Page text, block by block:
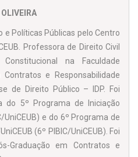
modelo alemão. Portanto,
corresponde à realidade
da segurança
Políticas Públicas pelo Centro
Professora de Direito Civil
na Faculdade
Contratos e Responsabilidade
de Direito Público – IDP. Foi
do 5º Programa de Iniciação
UniCEUB) e do 6º Programa de
(6º PIBIC/UniCEUB). Foi
Graduação em Contra­tos e